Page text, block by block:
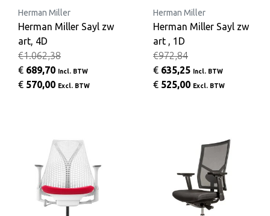
Herman Miller
Herman Miller Sayl zw
art, 4D
€1.062,38
€ 689,70 Incl. BTW
€ 570,00 Excl. BTW
Herman Miller
Herman Miller Sayl zw
art , 1D
€972,84
€ 635,25 Incl. BTW
€ 525,00 Excl. BTW